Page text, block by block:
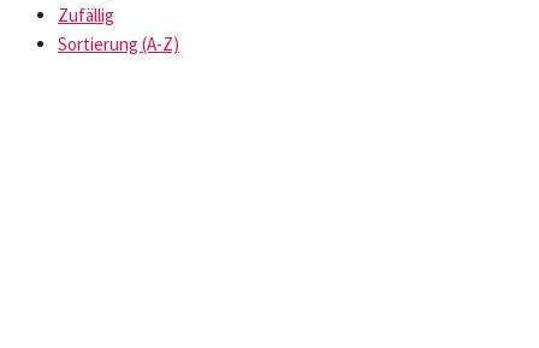
Zufällig
Sortierung (A-Z)